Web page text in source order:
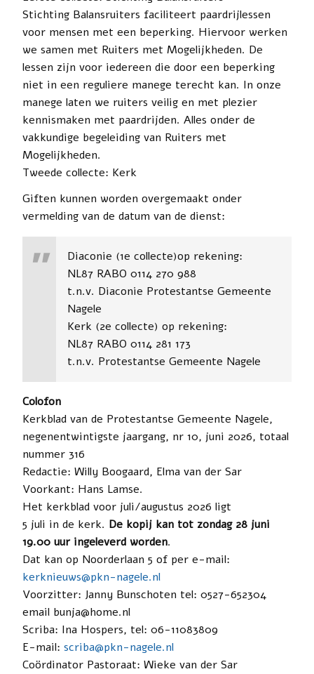
Stichting Balansruiters faciliteert paardrijlessen
voor mensen met een beperking. Hiervoor werken
we samen met Ruiters met Mogelijkheden. De
lessen zijn voor iedereen die door een beperking
niet in een reguliere manege terecht kan. In onze
manege laten we ruiters veilig en met plezier
kennismaken met paardrijden. Alles onder de
vakkundige begeleiding van Ruiters met
Mogelijkheden.
Tweede collecte: Kerk
Giften kunnen worden overgemaakt onder
vermelding van de datum van de dienst:
Diaconie (1e collecte)op rekening:
NL87 RABO 0114 270 988
t.n.v. Diaconie Protestantse Gemeente
Nagele
Kerk (2e collecte) op rekening:
NL87 RABO 0114 281 173
t.n.v. Protestantse Gemeente Nagele
Colofon
Kerkblad van de Protestantse Gemeente Nagele,
negenentwintigste jaargang, nr 10, juni 2026, totaal
nummer 316
Redactie: Willy Boogaard, Elma van der Sar
Voorkant: Hans Lamse.
Het kerkblad voor juli/augustus 2026 ligt
5 juli in de kerk. De kopij kan tot zondag 28 juni
19.00 uur ingeleverd worden.
Dat kan op Noorderlaan 5 of per e-mail:
kerknieuws@pkn-nagele.nl
Voorzitter: Janny Bunschoten tel: 0527-652304
email bunja@home.nl
Scriba: Ina Hospers, tel: 06-11083809
E-mail: scriba@pkn-nagele.nl
Coördinator Pastoraat: Wieke van der Sar